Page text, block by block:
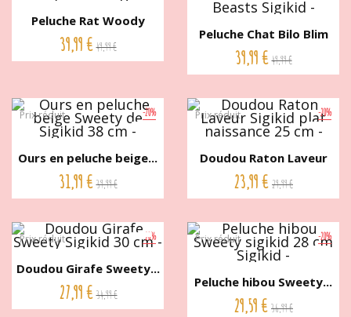
Peluche Rat Woody
Moody 28...
39,99 € 49,99 €
Peluche Chat Bilo Blim
Blim...
39,99 € 49,99 €
-20%
Prix réduit
Ours en peluche beige...
31,99 € 39,99 €
-20%
Prix réduit
Doudou Raton Laveur
Sigikid...
23,99 € 29,99 €
-20%
Prix réduit
Doudou Girafe Sweety...
27,99 € 34,99 €
-20%
Prix réduit
Peluche hibou Sweety...
29,59 € 36,99 €